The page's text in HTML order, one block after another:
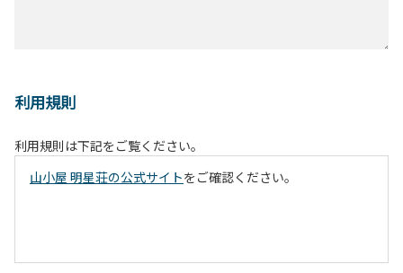
利用規則
利用規則は下記をご覧ください。
山小屋 明星荘の公式サイトをご確認ください。